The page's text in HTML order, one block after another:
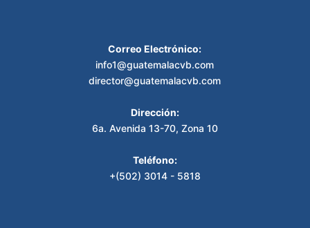
Correo Electrónico:
info1@guatemalacvb.com
director@guatemalacvb.com
Dirección:
6a. Avenida 13-70, Zona 10
Teléfono:
+(502) 3014 - 5818